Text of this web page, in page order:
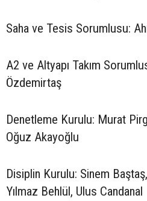
Saha ve Tesis Sorumlusu:
A2 ve Altyapı Takım
Özdemirtaş
Denetleme Kurulu: Murat
Oğuz Akayoğlu
Disiplin Kurulu: Sinem
Yılmaz Behlül, Ulus Candanal